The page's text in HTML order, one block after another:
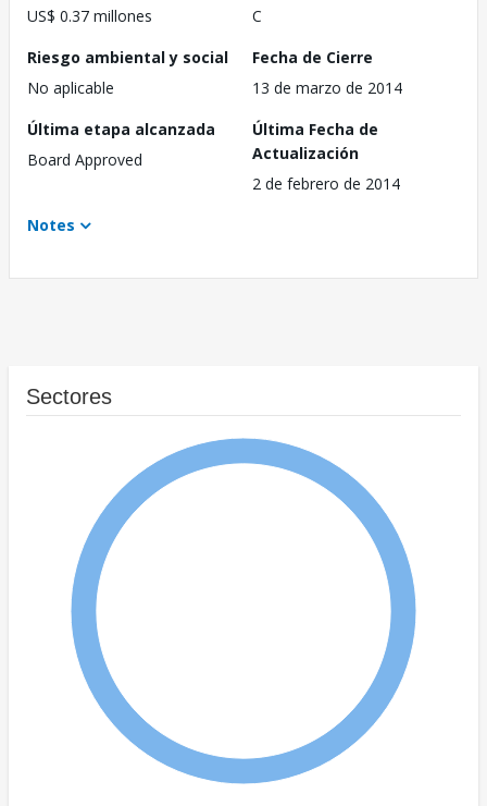
US$ 0.37 millones
C
Riesgo ambiental y social
No aplicable
Fecha de Cierre
13 de marzo de 2014
Última etapa alcanzada
Board Approved
Última Fecha de
Actualización
2 de febrero de 2014
Notes
Sectores